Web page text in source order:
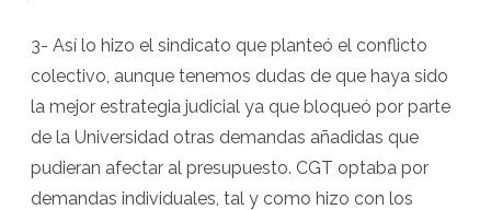
3- Así lo hizo el sindicato que planteó el conflicto
colectivo, aunque tenemos dudas de que haya sido
la mejor estrategia judicial ya que bloqueó por parte
de la Universidad otras demandas añadidas que
pudieran afectar al presupuesto. CGT optaba por
demandas individuales, tal y como hizo con los